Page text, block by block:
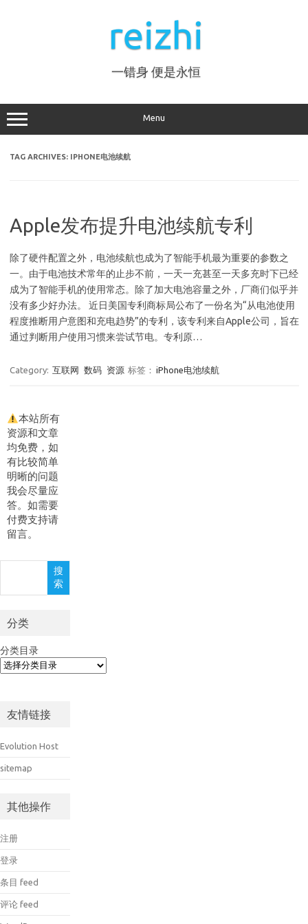
reizhi
一错身 便是永恒
Menu
TAG ARCHIVES: IPHONE电池续航
Apple发布提升电池续航专利
除了硬件配置之外，电池续航也成为了智能手机最为重要的参数之
一。由于电池技术常年的止步不前，一天一充甚至一天多充时下已经
成为了智能手机的使用常态。除了加大电池容量之外，厂商们似乎并
没有多少好办法。 近日美国专利商标局公布了一份名为“从电池使用
程度推断用户意图和充电趋势”的专利，该专利来自Apple公司，旨在
通过判断用户使用习惯来尝试节电。专利原…
Category: 互联网 数码 资源 标签： iPhone电池续航
本站所有
资源和文章
均免费，如
有比较简单
明晰的问题
我会尽量应
答。如需要
付费支持请
留言。
搜
索
分类
分类目录
友情链接
Evolution Host
sitemap
其他操作
注册
登录
条目 feed
评论 feed